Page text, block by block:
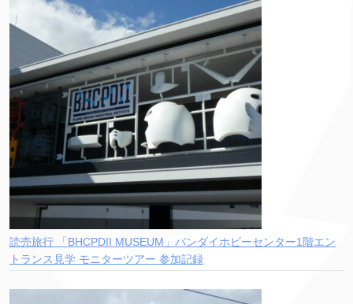
読売旅行 「BHCPDII MUSEUM」バンダイホビーセンター1階エン
トランス見学 モニターツアー 参加記録